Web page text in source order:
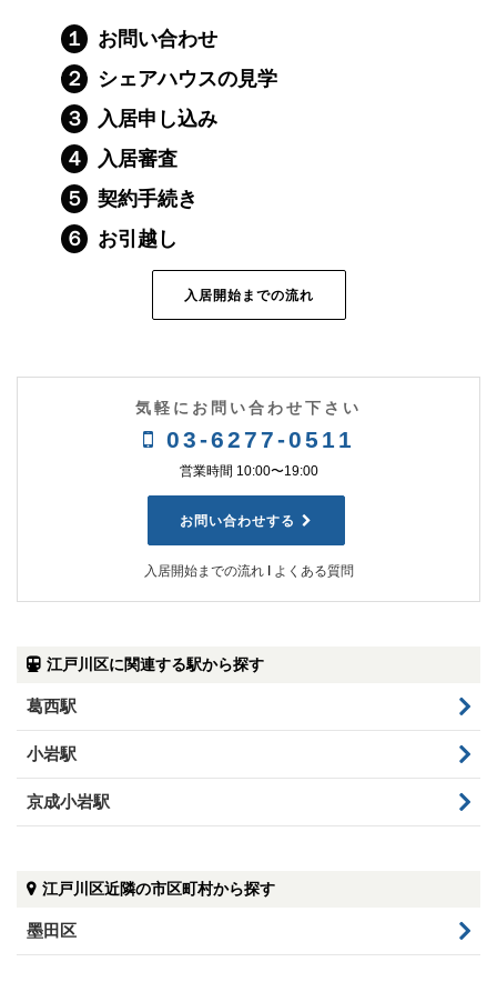
１
お問い合わせ
２
シェアハウスの見学
３
入居申し込み
４
入居審査
５
契約手続き
６
お引越し
入居開始までの流れ
気軽にお問い合わせ下さい
03-6277-0511
営業時間 10:00〜19:00
お問い合わせする
入居開始までの流れΙ よくある質問
江戸川区に関連する駅から探す
葛西駅
小岩駅
京成小岩駅
江戸川区近隣の市区町村から探す
墨田区